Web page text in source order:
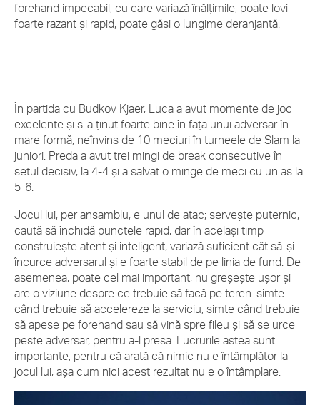
forehand impecabil, cu care variază înălțimile, poate lovi
foarte razant și rapid, poate găsi o lungime deranjantă.
În partida cu Budkov Kjaer, Luca a avut momente de joc
excelente și s-a ținut foarte bine în fața unui adversar în
mare formă, neînvins de 10 meciuri în turneele de Slam la
juniori. Preda a avut trei mingi de break consecutive în
setul decisiv, la 4-4 și a salvat o minge de meci cu un as la
5-6.
Jocul lui, per ansamblu, e unul de atac; servește puternic,
caută să închidă punctele rapid, dar în același timp
construiește atent și inteligent, variază suficient cât să-și
încurce adversarul și e foarte stabil de pe linia de fund. De
asemenea, poate cel mai important, nu greșește ușor și
are o viziune despre ce trebuie să facă pe teren: simte
când trebuie să accelereze la serviciu, simte când trebuie
să apese pe forehand sau să vină spre fileu și să se urce
peste adversar, pentru a-l presa. Lucrurile astea sunt
importante, pentru că arată că nimic nu e întâmplător la
jocul lui, așa cum nici acest rezultat nu e o întâmplare.